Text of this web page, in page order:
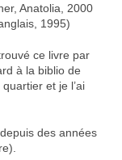
Anatolia, 2000
1995)
ce livre par
à la biblio de
quartier et je l’ai
des années